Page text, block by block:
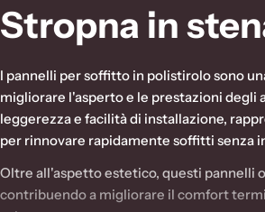
C
o
l
l
e
Stropna in
I pannelli per soffitto in polistirolo sono
migliorare l'asperto e le prestazioni degli
leggerezza e facilità di installazione,
per rinnovare rapidamente soffitti senza
Oltre all'aspetto estetico, questi pannelli
contribuendo a migliorare il comfort